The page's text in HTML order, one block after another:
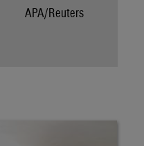
APA/Reuters